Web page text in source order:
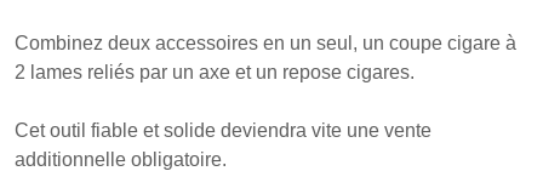
Combinez deux accessoires en un seul, un coupe cigare à
2 lames reliés par un axe et un repose cigares.
Cet outil fiable et solide deviendra vite une vente
additionnelle obligatoire.